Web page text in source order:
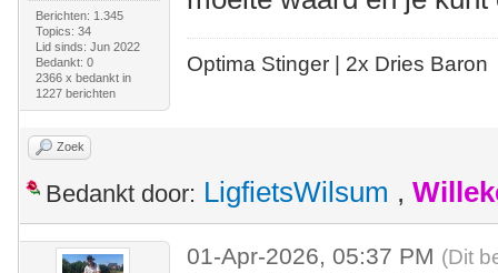
Berichten: 1.345
Topics: 34
Lid sinds: Jun 2022
Bedankt: 0
2366 x bedankt in
1227 berichten
Optima Stinger | 2x Dries Baron
Zoek
Bedankt door: LigfietsWilsum ,
01-Apr-2026, 05:37 PM (Dit